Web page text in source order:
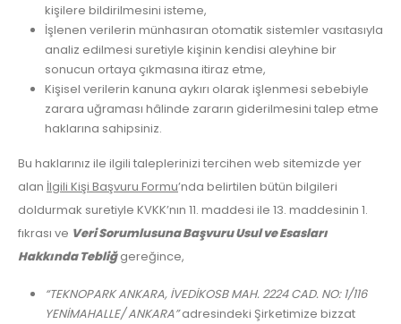
kişilere bildirilmesini isteme,
İşlenen verilerin münhasıran otomatik sistemler vasıtasıyla
analiz edilmesi suretiyle kişinin kendisi aleyhine bir
sonucun ortaya çıkmasına itiraz etme,
Kişisel verilerin kanuna aykırı olarak işlenmesi sebebiyle
zarara uğraması hâlinde zararın giderilmesini talep etme
haklarına sahipsiniz.
Bu haklarınız ile ilgili taleplerinizi tercihen web sitemizde yer
alan İlgili Kişi Başvuru Formu’nda belirtilen bütün bilgileri
doldurmak suretiyle KVKK’nın 11. maddesi ile 13. maddesinin 1.
fıkrası ve Veri Sorumlusuna Başvuru Usul ve Esasları
Hakkında Tebliğgereğince,
“TEKNOPARK ANKARA, İVEDİKOSB MAH. 2224 CAD. NO: 1/116
YENİMAHALLE/ ANKARA”adresindeki Şirketimize bizzat